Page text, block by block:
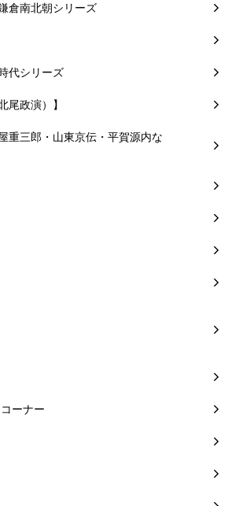
倉南北朝シリーズ
代シリーズ
尾政演）】
重三郎・山東京伝・平賀源内な
ーナー